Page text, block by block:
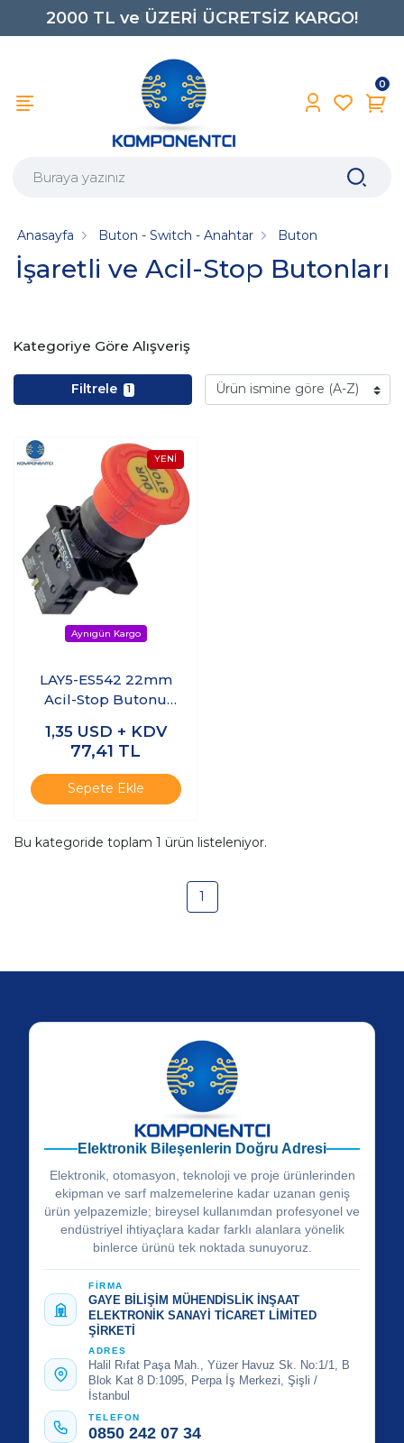
2000 TL ve ÜZERİ ÜCRETSİZ KARGO!
0850 242 0734
0
İşaretli ve Acil-Stop Butonları
Anasayfa Buton - Switch - Anahtar Buton
Kategoriye Göre Alışveriş
Filtrele 1
LAY5-ES542 22mm
Acil-Stop Butonu
1,35 USD + KDV
77,41 TL
Sepete Ekle
Bu kategoride toplam 1 ürün listeleniyor.
1
Elektronik Bileşenlerin Doğru Adresi
Elektronik, otomasyon, teknoloji ve proje ürünlerinden
ekipman ve sarf malzemelerine kadar uzanan geniş
ürün yelpazemizle; bireysel kullanımdan profesyonel ve
endüstriyel ihtiyaçlara kadar farklı alanlara yönelik
binlerce ürünü tek noktada sunuyoruz.
FİRMA
GAYE BİLİŞİM MÜHENDİSLİK İNŞAAT
ELEKTRONİK SANAYİ TİCARET LİMİTED
ŞİRKETİ
ADRES
Halil Rıfat Paşa Mah., Yüzer Havuz Sk. No:1/1, B
Blok Kat 8 D:1095, Perpa İş Merkezi, Şişli /
İstanbul
TELEFON
0850 242 07 34